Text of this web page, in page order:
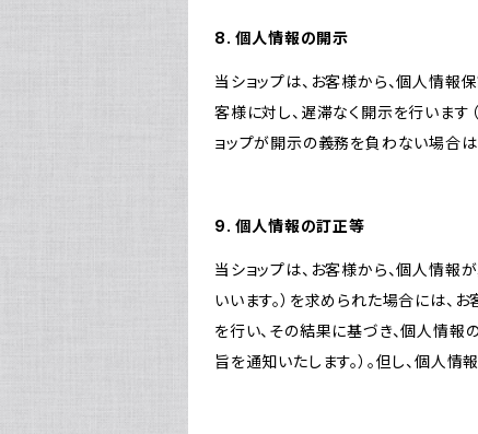
8. 個人情報の開示
当ショップは、お客様から、個人情
客様に対し、遅滞なく開示を行います
ョップが開示の義務を負わない場合は
9. 個人情報の訂正等
当ショップは、お客様から、個人情報
いいます。）を求められた場合には
を行い、その結果に基づき、個人情
旨を通知いたします。）。但し、個人